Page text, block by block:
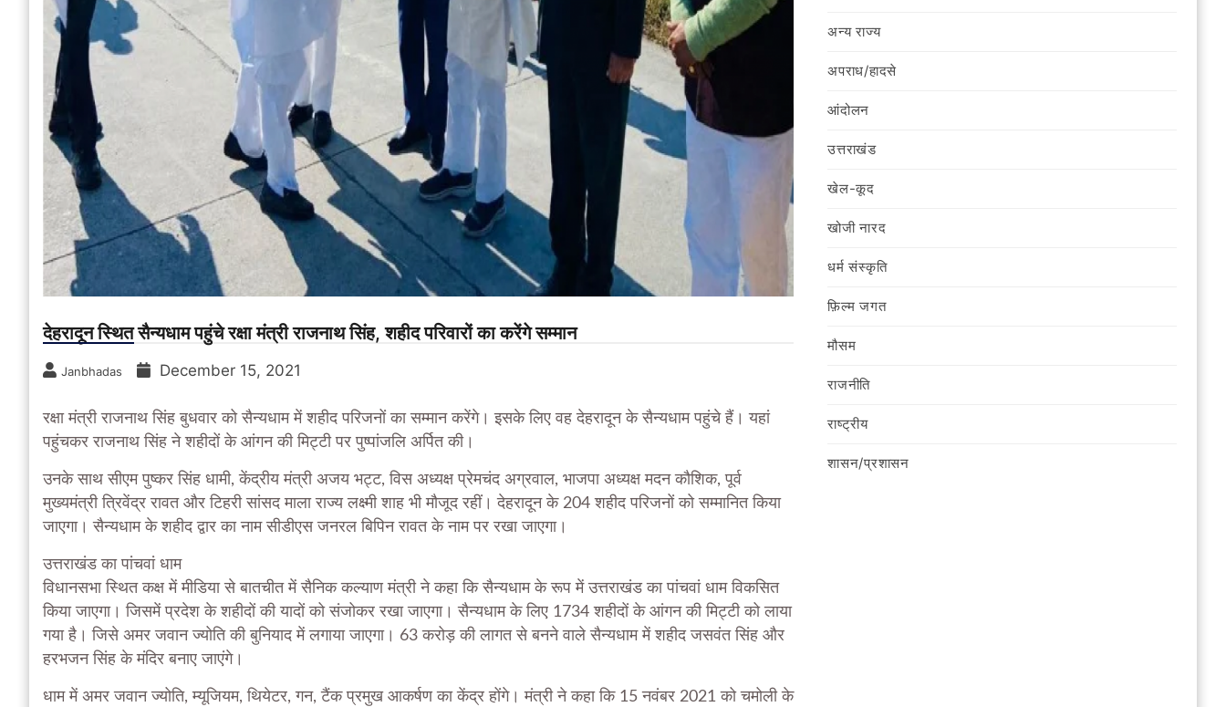
देहरादून स्थित सैन्यधाम पहुंचे रक्षा मंत्री राजनाथ सिंह, शहीद परिवारों का करेंगे सम्मान
Janbhadas December 15, 2021
रक्षा मंत्री राजनाथ सिंह बुधवार को सैन्यधाम में शहीद परिजनों का सम्मान करेंगे। इसके लिए वह देहरादून के सैन्यधाम पहुंचे हैं। यहां
पहुंचकर राजनाथ सिंह ने शहीदों के आंगन की मिट्टी पर पुष्पांजलि अर्पित की।
उनके साथ सीएम पुष्कर सिंह धामी, केंद्रीय मंत्री अजय भट्ट, विस अध्यक्ष प्रेमचंद अग्रवाल, भाजपा अध्यक्ष मदन कौशिक, पूर्व
मुख्यमंत्री त्रिवेंद्र रावत और टिहरी सांसद माला राज्य लक्ष्मी शाह भी मौजूद रहीं। देहरादून के 204 शहीद परिजनों को सम्मानित किया
जाएगा। सैन्यधाम के शहीद द्वार का नाम सीडीएस जनरल बिपिन रावत के नाम पर रखा जाएगा।
उत्तराखंड का पांचवां धाम
विधानसभा स्थित कक्ष में मीडिया से बातचीत में सैनिक कल्याण मंत्री ने कहा कि सैन्यधाम के रूप में उत्तराखंड का पांचवां धाम विकसित
किया जाएगा। जिसमें प्रदेश के शहीदों की यादों को संजोकर रखा जाएगा। सैन्यधाम के लिए 1734 शहीदों के आंगन की मिट्टी को लाया
गया है। जिसे अमर जवान ज्योति की बुनियाद में लगाया जाएगा। 63 करोड़ की लागत से बनने वाले सैन्यधाम में शहीद जसवंत सिंह और
हरभजन सिंह के मंदिर बनाए जाएंगे।
धाम में अमर जवान ज्योति, म्यूजियम, थियेटर, गन, टैंक प्रमुख आकर्षण का केंद्र होंगे। मंत्री ने कहा कि 15 नवंबर 2021 को चमोली के
अन्य राज्य
अपराध/हादसे
आंदोलन
उत्तराखंड
खेल-कूद
खोजी नारद
धर्म संस्कृति
फ़िल्‍म जगत
मौसम
राजनीति
राष्ट्रीय
शासन/प्रशासन